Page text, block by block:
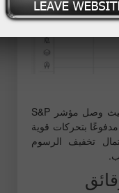
ارتفعت الأسهم الأمريكية يوم الاثنين، حيث وصل مؤشر S&P
بتحركات قوية
تخفيف الرسوم